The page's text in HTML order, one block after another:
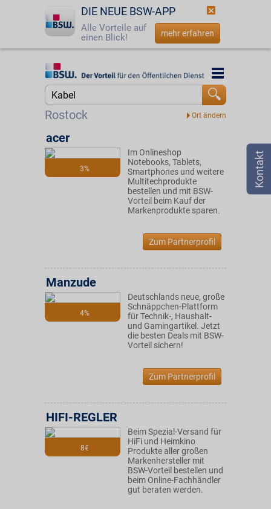
DIE NEUE BSW-APP
Alle Vorteile auf
einen Blick!
mehr erfahren
Startseite
☎ 0800 - 279 25 82
Rostock
Startseite
3%
acer
Im Onlineshop
Notebooks, Tablets,
Smartphones und weitere
Multitechprodukte
bestellen und mit BSW-
Vorteil beim Kauf der
Markenprodukte sparen.
Zum Partnerprofil
4%
Manzude
Deutschlands neue, große
Schnäppchen-Plattform
für Technik-, Haushalt-
und Gamingartikel. Jetzt
die besten Deals mit BSW-
Vorteil sichern!
Zum Partnerprofil
8€
HIFI-REGLER
Beim Spezial-Versand für
HiFi und Heimkino
Produkte aller großen
Markenhersteller mit
BSW-Vorteil bestellen und
beim Online-Fachhändler
gut beraten werden.